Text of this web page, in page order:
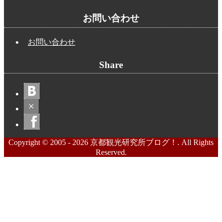
お問い合わせ
お問い合わせ
Share
Copyright © 2005 - 2026 京都観光研究所ブログ！. All Rights
Reserved.